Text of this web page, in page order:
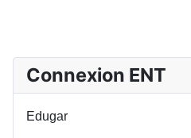
Connexion ENT
Edugar